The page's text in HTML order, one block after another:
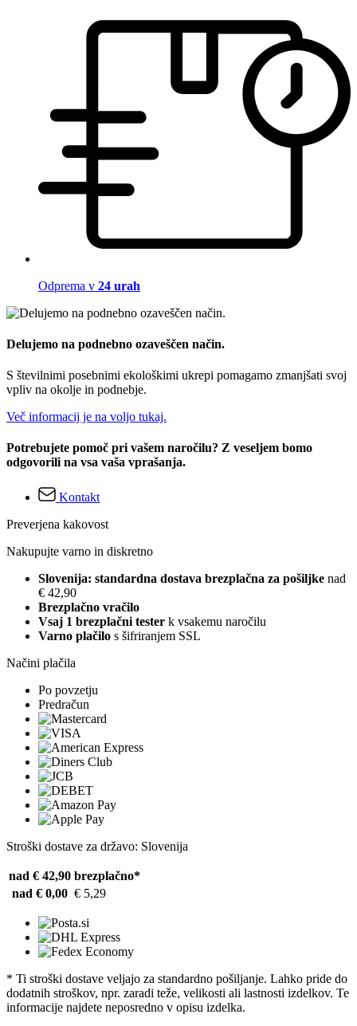
Odprema v 24 urah
Delujemo na podnebno ozaveščen način.
S številnimi posebnimi ekološkimi ukrepi pomagamo zmanjšati svoj
vpliv na okolje in podnebje.
Več informacij je na voljo tukaj.
Potrebujete pomoč pri vašem naročilu? Z veseljem bomo
odgovorili na vsa vaša vprašanja.
Kontakt
Preverjena kakovost
Nakupujte varno in diskretno
Slovenija: standardna dostava brezplačna za pošiljke nad
€ 42,90
Brezplačno vračilo
Vsaj 1 brezplačni tester k vsakemu naročilu
Varno plačilo s šifriranjem SSL
Načini plačila
Po povzetju
Predračun
Stroški dostave za državo: Slovenija
nad € 42,90 brezplačno*
nad € 0,00 € 5,29
* Ti stroški dostave veljajo za standardno pošiljanje. Lahko pride do
dodatnih stroškov, npr. zaradi teže, velikosti ali lastnosti izdelkov. Te
informacije najdete neposredno v opisu izdelka.